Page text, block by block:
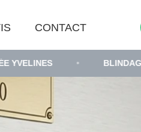
CONTACT
• BLINDAGE DE PORTE